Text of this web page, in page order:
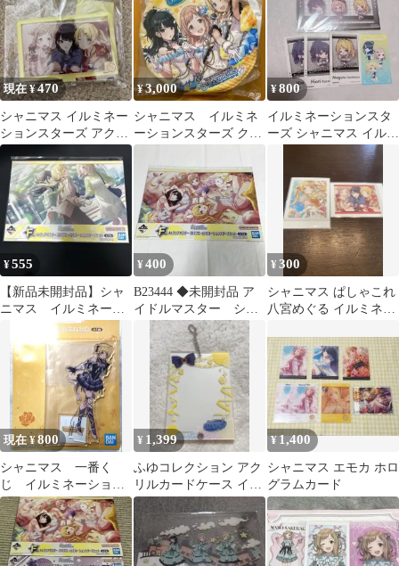
ションスターズ
現在 ¥470
シャニマス イルミネー
ションスターズ アクリ
ルスタンド
¥3,000
シャニマス イルミネ
ーションスターズ クッ
ション ローソン当選品
¥800
イルミネーションスタ
ーズ シャニマス イルミ
¥555
【新品未開封品】シャ
ニマス イルミネーシ
ョンスターズ A4クリ
アポスター
¥400
B23444 ◆未開封品 ア
イドルマスター シャ
イニーカラーズ イル
ミネーションスターズ
セット A4サイズ ク
リアポスター
¥300
シャニマス ぱしゃこれ
八宮めぐる イルミネー
現在 ¥800
シャニマス 一番く
じ イルミネーション
スターズ 八宮 めぐ
る アクリルスタンド
¥ 1,399
ふゆコレクション アク
リルカードケース イル
ミネーションスターズ
¥1,400
シャニマス エモカ ホロ
グラムカード